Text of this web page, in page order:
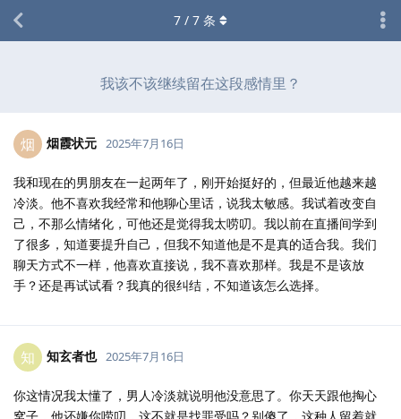
我该不该继续留在这段感情里？
7 / 7 条
烟 烟霞状元 2025年7月16日
我和现在的男朋友在一起两年了，刚开始挺好的，但最近他越来越
冷淡。他不喜欢我经常和他聊心里话，说我太敏感。我试着改变自
己，不那么情绪化，可他还是觉得我太唠叨。我以前在直播间学到
了很多，知道要提升自己，但我不知道他是不是真的适合我。我们
聊天方式不一样，他喜欢直接说，我不喜欢那样。我是不是该放
手？还是再试试看？我真的很纠结，不知道该怎么选择。
知 知玄者也 2025年7月16日
你这情况我太懂了，男人冷淡就说明他没意思了。你天天跟他掏心